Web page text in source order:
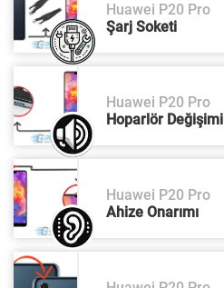
Huawei P20 Pro
Şarj Soketi
Huawei P20 Pro
Hoparlör Değişimi
Huawei P20 Pro
Ahize Onarımı